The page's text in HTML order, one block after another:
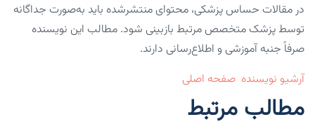
در مقالات حساس پزشکی، محتوای منتشرشده باید به‌صورت جداگانه
توسط پزشک متخصص مرتبط بازبینی شود. مطالب این نویسنده
صرفاً جنبه آموزشی و اطلاع‌رسانی دارند.
آرشیو نویسنده صفحه اصلی
مطالب مرتبط